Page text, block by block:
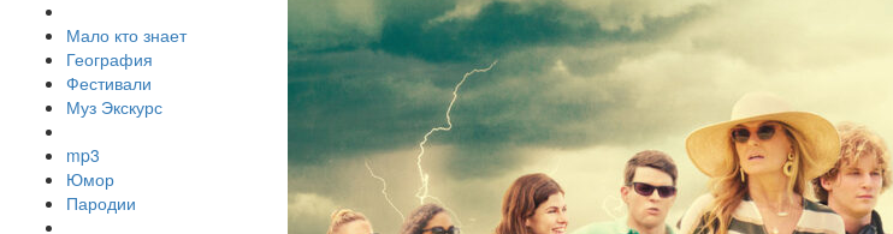
Мало кто знает
География
Фестивали
Муз Экскурс
mp3
Юмор
Пародии